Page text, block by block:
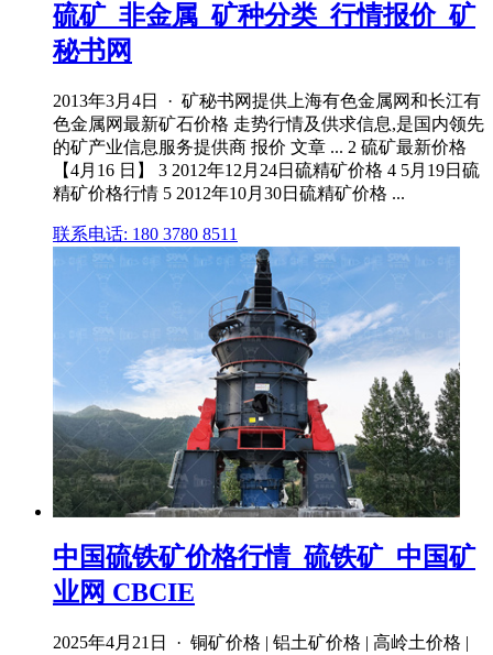
硫矿_非金属_矿种分类_行情报价_矿
秘书网
2013年3月4日 · 矿秘书网提供上海有色金属网和长江有
色金属网最新矿石价格 走势行情及供求信息,是国内领先
的矿产业信息服务提供商 报价 文章 ... 2 硫矿最新价格
【4月16 日】 3 2012年12月24日硫精矿价格 4 5月19日硫
精矿价格行情 5 2012年10月30日硫精矿价格 ...
联系电话: 180 3780 8511
中国硫铁矿价格行情_硫铁矿_中国矿
业网 CBCIE
2025年4月21日 · 铜矿价格 | 铝土矿价格 | 高岭土价格 |